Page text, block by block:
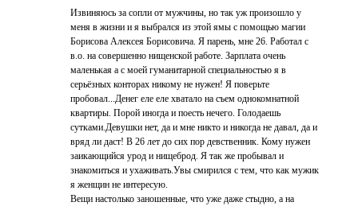
Извиняюсь за сопли от мужчины, но так уж произошло у
меня в жизни и я выбрался из этой ямы с помощью магии
Борисова Алексея Борисовича. Я парень, мне 26. Работал с
в.о. на совершенно нищенской работе. Зарплата очень
маленькая а с моей гуманитарной специальностью я в
серьёзных конторах никому не нужен! Я поверьте
пробовал...Денег еле еле хватало на съем однокомнатной
квартиры. Порой иногда и поесть нечего. Голодаешь
сутками.Девушки нет, да и мне никто и никогда не давал, да и
вряд ли даст! В 26 лет до сих пор девственник. Кому нужен
заикающийся урод и нищеброд. Я так же пробывал и
знакомиться и ухаживать.Увы смирился с тем, что как мужик
я женщин не интересую.
Вещи настолько заношенные, что уже даже стыдно, а на